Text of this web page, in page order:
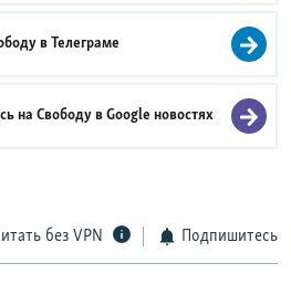
вТелеграме
на Свободу вGoogle новостях
без VPN Подпишитесь